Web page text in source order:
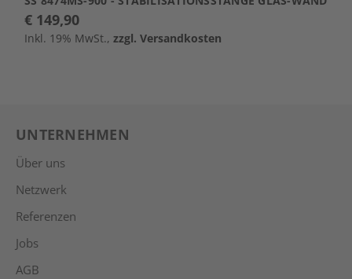
€ 149,90
Inkl. 19% MwSt., zzgl. Versandkosten
UNTERNEHMEN
Über uns
Netzwerk
Referenzen
Jobs
AGB